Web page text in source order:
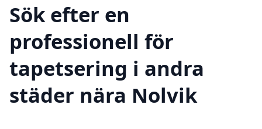
Sök efter en
professionell för
tapetsering i andra
städer nära Nolvik